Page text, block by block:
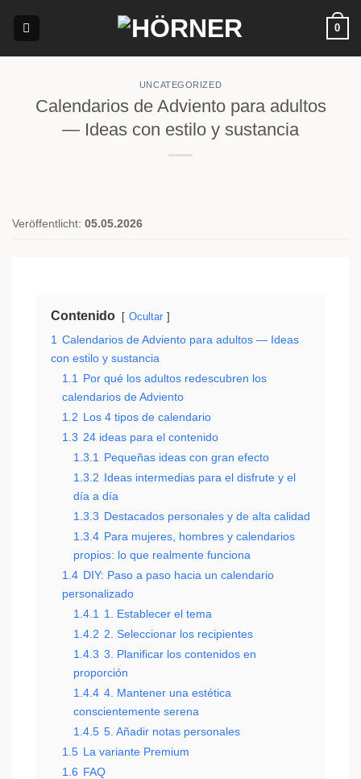
0
UNCATEGORIZED
Calendarios de Adviento para adultos
— Ideas con estilo y sustancia
Veröffentlicht: 05.05.2026
Contenido Ocultar
1 Calendarios de Adviento para adultos — Ideas
con estilo y sustancia
1.1
Por qué los adultos redescubren los
calendarios de Adviento
1.2 Los 4 tipos de calendario
1.3 24 ideas para el contenido
1.3.1
Pequeñas ideas con gran efecto
1.3.2 Ideas intermedias para el disfrute y el
día a día
1.3.3 Destacados personales y de alta calidad
1.3.4 Para mujeres, hombres y calendarios
propios: lo que realmente funciona
1.4 DIY: Paso a paso hacia un calendario
personalizado
1.4.1
1. Establecer el tema
1.4.2 2. Seleccionar los recipientes
1.4.3 3. Planificar los contenidos en
proporción
1.4.4 4. Mantener una estética
conscientemente serena
1.4.5 5. Añadir notas personales
1.5 La variante Premium
1.6 FAQ